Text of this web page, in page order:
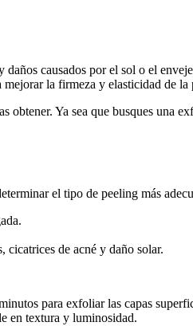
causados por el sol o el
la firmeza y elasticidad de la
Ya sea que busques una
el tipo de peeling más
cicatrices de acné y daño solar.
para exfoliar las capas
en textura y luminosidad.